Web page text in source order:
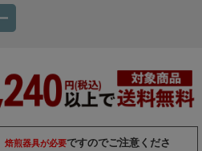
焙煎器具が必要ですのでご注意くださ